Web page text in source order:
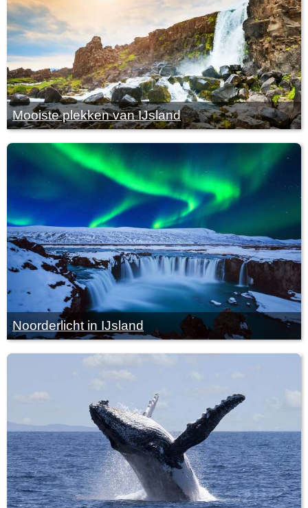
Mooiste plekken van IJsland
Noorderlicht in IJsland